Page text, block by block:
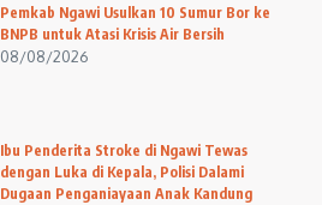
Pemkab Ngawi Usulkan 10 Sumur Bor ke
BNPB untuk Atasi Krisis Air Bersih
08/08/2026
Ibu Penderita Stroke di Ngawi Tewas
dengan Luka di Kepala, Polisi Dalami
Dugaan Penganiayaan Anak Kandung